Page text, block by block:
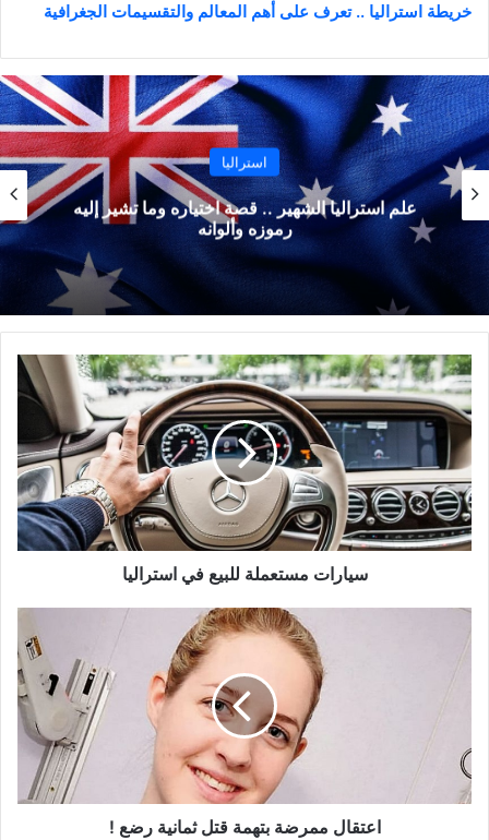
خريطة استراليا .. تعرف على أهم المعالم والتقسيمات الجغرافية
استراليا
علم استراليا الشهير .. قصة اختياره وما تشير إليه
رموزه وألوانه
سيارات
مستعملة
للبيع
في
استراليا
سيارات مستعملة للبيع في استراليا
اعتقال
ممرضة
بتهمة
!
اعتقال ممرضة بتهمة قتل ثمانية رضع !